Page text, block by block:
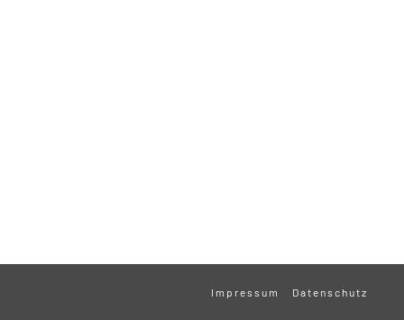
Impressum Datenschutz